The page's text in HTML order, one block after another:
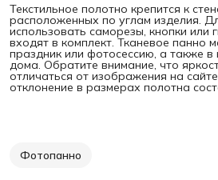
Текстильное полотно крепится к
расположенных по углам изделия.
использовать саморезы, кнопки или
входят в комплект. Тканевое
праздник или фотосессию, а также в
дома. Обратите внимание, что
отличаться от изображения на
отклонение в размерах полотна
Фотопанно